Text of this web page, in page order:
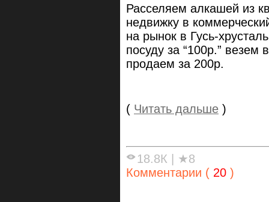
Расселяем алкашей из
недвижку в
на рынок в Гусь-
посуду за “100р.” везем
продаем за 200р.
( Читать дальше )
18.8К
★8
Комментарии ( 20 )